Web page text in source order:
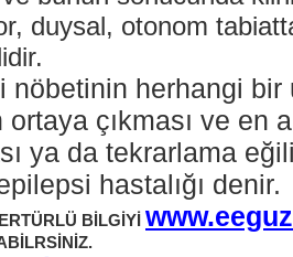
duysal, otonom
nöbetinin herhangi bir
ortaya çıkması ve en
ya da tekrarlama
hastalığı denir.
BİLGİYİ